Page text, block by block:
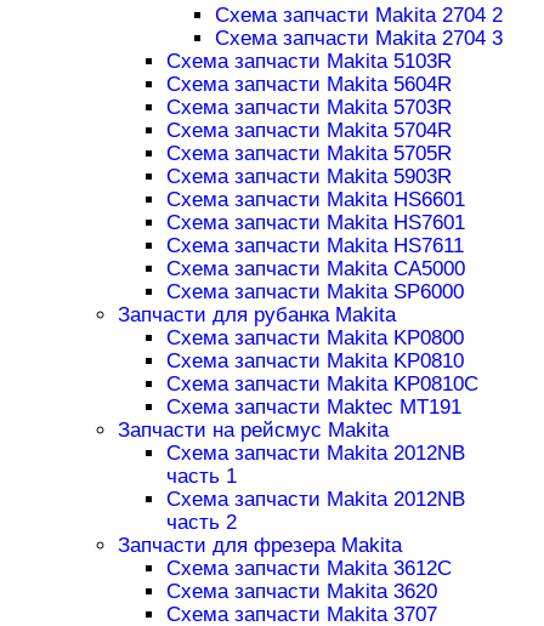
Схема запчасти Makita 2704 2
Схема запчасти Makita 2704 3
Схема запчасти Makita 5103R
Схема запчасти Makita 5604R
Схема запчасти Makita 5703R
Схема запчасти Makita 5704R
Схема запчасти Makita 5705R
Схема запчасти Makita 5903R
Схема запчасти Makita HS6601
Схема запчасти Makita HS7601
Схема запчасти Makita HS7611
Схема запчасти Makita CA5000
Схема запчасти Makita SP6000
Запчасти для рубанка Makita
Схема запчасти Makita KP0800
Схема запчасти Makita KP0810
Схема запчасти Makita KP0810C
Схема запчасти Maktec MT191
Запчасти на рейсмус Makita
Схема запчасти Makita 2012NB
часть 1
Схема запчасти Makita 2012NB
часть 2
Запчасти для фрезера Makita
Схема запчасти Makita 3612C
Схема запчасти Makita 3620
Схема запчасти Makita 3707